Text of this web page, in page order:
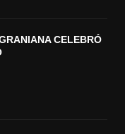
CELEBRÓ